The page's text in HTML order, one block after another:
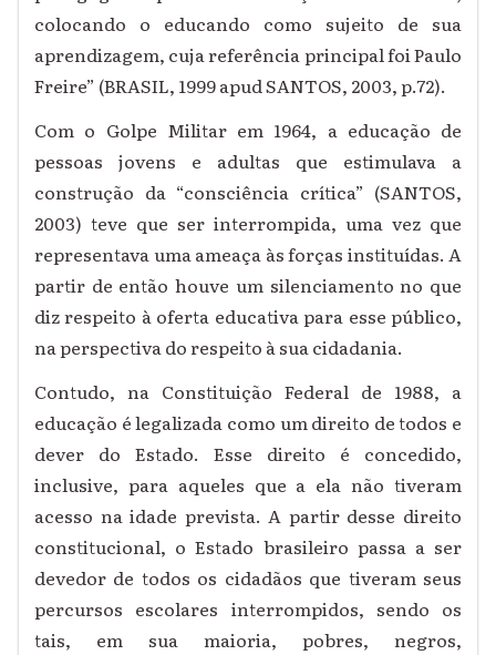
colocando o educando como sujeito de sua
aprendizagem, cuja referência principal foi Paulo
Freire” (BRASIL, 1999 apud SANTOS, 2003, p.72).
Com o Golpe Militar em 1964, a educação de
pessoas jovens e adultas que estimulava a
construção da “consciência crítica” (SANTOS,
2003) teve que ser interrompida, uma vez que
representava uma ameaça às forças instituídas. A
partir de então houve um silenciamento no que
diz respeito à oferta educativa para esse público,
na perspectiva do respeito à sua cidadania.
Contudo, na Constituição Federal de 1988, a
educação é legalizada como um direito de todos e
dever do Estado. Esse direito é concedido,
inclusive, para aqueles que a ela não tiveram
acesso na idade prevista. A partir desse direito
constitucional, o Estado brasileiro passa a ser
devedor de todos os cidadãos que tiveram seus
percursos escolares interrompidos, sendo os
tais, em sua maioria, pobres, negros,